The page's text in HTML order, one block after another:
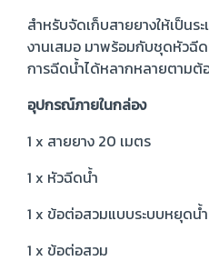
สำหรับจัดเก็บสายยางให้เป็นร
งานเสมอ มาพร้อมกับชุดหัวฉี
การฉีดน้ำได้หลากหลายตามต้
อุปกรณ์ภายในกล่อง
1 x สายยาง 20 เมตร
1 x หัวฉีดน้ำ
1 x ข้อต่อสวมแบบระบบหยุดน้ำ
1 x ข้อต่อสวม